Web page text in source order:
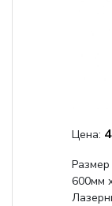
Цена:
Размер
600мм